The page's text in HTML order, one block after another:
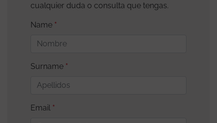
cualquier duda o consulta que tengas.
Name
Surname
Email